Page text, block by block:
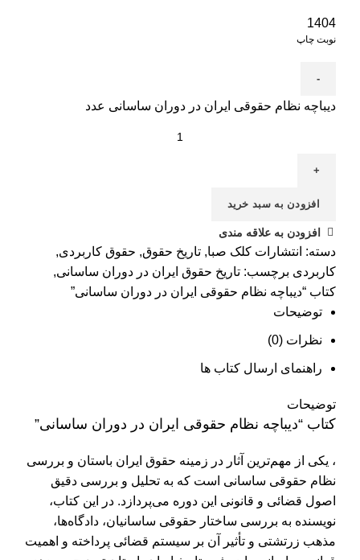
1404
نوبت چاپ
دیباچه نظام حقوقی ایران در دوران ساسانی عدد
افزودن به سبد خرید
افزودن به علاقه مندی
دسته: انتشارات کلک صبا, تاریخ حقوق, حقوق کاربردی,
کاربردی برچسب: تاریخ حقوق ایران در دوران ساسانی,
کتاب “دیباچه نظام حقوقی ایران در دوران ساسانی”
توضیحات
نظرات (0)
راهنمای ارسال کتاب ها
توضیحات
کتاب “دیباچه نظام حقوقی ایران در دوران ساسانی”
، یکی از مهم‌ترین آثار در زمینه حقوق ایران باستان و بررسی
نظام حقوقی ساسانی است که به تحلیل و بررسی دقیق
اصول قضائی و قانونی این دوره می‌پردازد. در این کتاب،
نویسنده به بررسی ساختار حقوقی ساسانیان، دادگاه‌ها،
مذهب زرتشتی و تأثیر آن بر سیستم قضائی پرداخته و اهمیت